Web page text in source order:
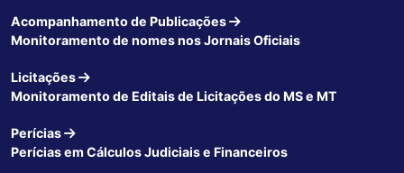
Acompanhamento de Publicações
Monitoramento de nomes nos Jornais Oficiais
Licitações
Monitoramento de Editais de Licitações do MS e MT
Perícias
Perícias em Cálculos Judiciais e Financeiros